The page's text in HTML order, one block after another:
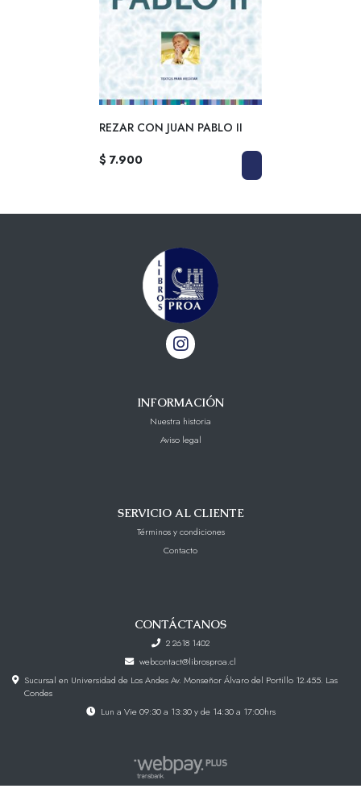
REZAR CON JUAN PABLO II
$ 7.900
INFORMACIÓN
Nuestra historia
Aviso legal
SERVICIO AL CLIENTE
Términos y condiciones
Contacto
CONTÁCTANOS
2 2618 1402
webcontact@librosproa.cl
Sucursal en Universidad de Los Andes Av. Monseñor Álvaro del Portillo 12.455. Las
Condes
Lun a Vie 09:30 a 13:30 y de 14:30 a 17:00hrs